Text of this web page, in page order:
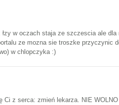
w oczach staja ze szczescia ale
ze mozna sie troszke przyczynic
w chlopczyka :)
Ci z serca: zmień lekarza. NIE